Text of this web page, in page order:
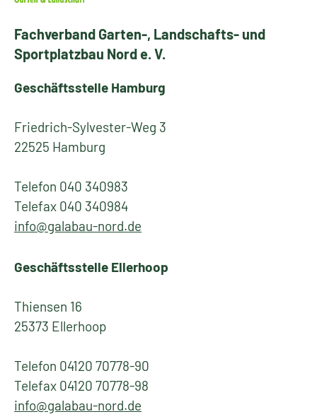
Fachverband Garten-, Landschafts- und
Sportplatzbau Nord e. V.
Geschäftsstelle Hamburg
Friedrich-Sylvester-Weg 3
22525 Hamburg
Telefon 040 340983
Telefax 040 340984
info@galabau-nord.de
Geschäftsstelle Ellerhoop
Thiensen 16
25373 Ellerhoop
Telefon 04120 70778-90
Telefax 04120 70778-98
info@galabau-nord.de